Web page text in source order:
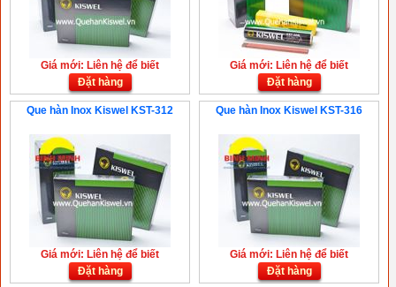
Giá mới: Liên hệ để biết
Đặt hàng
Giá mới: Liên hệ để biết
Đặt hàng
Que hàn Inox Kiswel KST-312
Giá mới: Liên hệ để biết
Đặt hàng
Que hàn Inox Kiswel KST-316
Giá mới: Liên hệ để biết
Đặt hàng